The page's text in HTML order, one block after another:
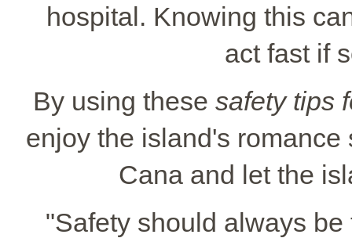
hospital. Knowing this
act fast if
By using these safety tips
enjoy the island's
Cana and let the
"Safety should always